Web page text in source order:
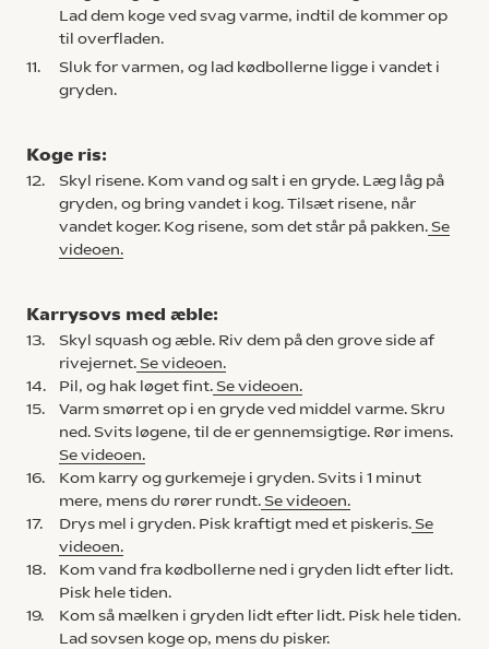
Lad dem koge ved svag varme, indtil de kommer op
til overfladen.
11.
Sluk for varmen, og lad kødbollerne ligge i vandet i
gryden.
Koge ris:
12.
Skyl risene. Kom vand og salt i en gryde. Læg låg på
gryden, og bring vandet i kog. Tilsæt risene, når
vandet koger. Kog risene, som det står på pakken. Se
videoen.
Karrysovs med æble:
13.
Skyl squash og æble. Riv dem på den grove side af
rivejernet. Se videoen.
14.
Pil, og hak løget fint. Se videoen.
15.
Varm smørret op i en gryde ved middel varme. Skru
ned. Svits løgene, til de er gennemsigtige. Rør imens.
Se videoen.
16.
Kom karry og gurkemeje i gryden. Svits i 1 minut
mere, mens du rører rundt. Se videoen.
17.
Drys mel i gryden. Pisk kraftigt med et piskeris. Se
videoen.
18.
Kom vand fra kødbollerne ned i gryden lidt efter lidt.
Pisk hele tiden.
19.
Kom så mælken i gryden lidt efter lidt. Pisk hele tiden.
Lad sovsen koge op, mens du pisker.